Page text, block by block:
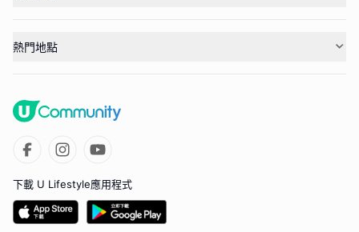
熱門地點
下載 U Lifestyle應用程式